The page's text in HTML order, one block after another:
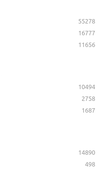
55278
16777
11656
10494
2758
1687
14890
498